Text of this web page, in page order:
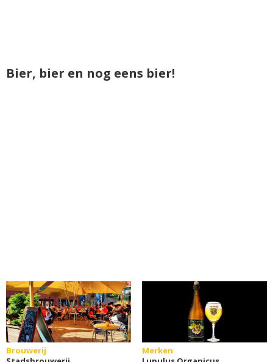
Bier, bier en nog eens bier!
Brouwerij
Merken